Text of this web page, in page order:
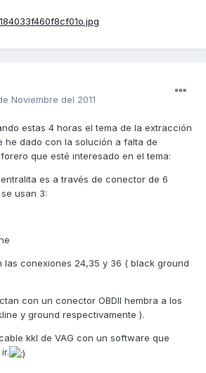
Noviembre del 2011
estas 4 horas el tema de la extracción
he dado con la solución a falta de
que esté interesado en el tema:
es a través de conector de 6
usan 3:
las conexiones 24,35 y 36 ( black ground
con un conector OBDII hembra a los
y ground respectivamente ).
kkl de VAG con un software que